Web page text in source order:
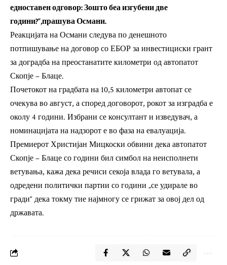
едноставен одговор: Зошто беа изгубени две
години?“,прашува Османи.
Реакцијата на Османи следува по денешното
потпишување на договор со ЕБОР за инвестициски грант
за доградба на преостанатите километри од автопатот
Скопје – Блаце.
Почетокот на градбата на 10,5 километри автопат се
очекува во август, а според договорот, рокот за изградба е
околу 4 години. Избрани се консултант и изведувач, а
номинацијата на надзорот е во фаза на евалуација.
Премиерот Христијан Мицкоски обвини дека автопатот
Скопје – Блаце со години бил симбол на неисполнети
ветувања, кажа дека речиси секоја влада го ветувала, а
одредени политички партии со години „се удирале во
гради“ дека токму тие најмногу се грижат за овој дел од
државата.